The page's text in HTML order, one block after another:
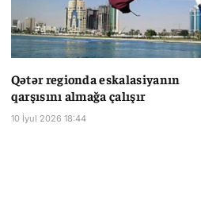
Qətər regionda eskalasiyanın
qarşısını almağa çalışır
10 İyul 2026 18:44